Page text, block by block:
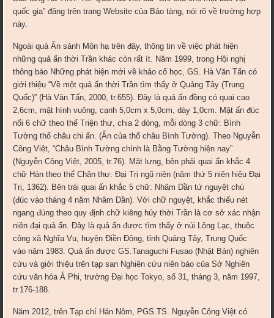
quốc gia” đăng trên trang Website của Bảo tàng, nói rõ về trường hợp
này.
Ngoài quả Ấn sảnh Môn hạ trên đây, thông tin về việc phát hiện
những quả ấn thời Trần khác còn rất ít. Năm 1999, trong Hội nghị
thông báo Những phát hiện mới về khảo cổ học, GS. Hà Văn Tấn có
giới thiệu “Về một quả ấn thời Trần tìm thấy ở Quảng Tây (Trung
Quốc)” (Hà Văn Tấn, 2000, tr.655). Đây là quả ấn đồng có quai cao
2,6cm, mặt hình vuông, cạnh 5,0cm x 5,0cm, dày 1,0cm. Mặt ấn đúc
nổi 6 chữ theo thể Triện thư, chia 2 dòng, mỗi dòng 3 chữ: Bình
Tường thổ châu chi ấn. (Ấn của thổ châu Bình Tường). Theo Nguyễn
Công Việt, “Châu Bình Tường chính là Bằng Tường hiện nay”
(Nguyễn Công Việt, 2005, tr.76). Mặt lưng, bên phải quai ấn khắc 4
chữ Hán theo thể Chân thư: Đại Trị ngũ niên (năm thứ 5 niên hiệu Đại
Trị, 1362). Bên trái quai ấn khắc 5 chữ: Nhâm Dần tứ nguyệt chú
(đúc vào tháng 4 năm Nhâm Dần). Với chữ nguyệt, khắc thiếu nét
ngang đúng theo quy định chữ kiêng húy thời Trần là cơ sở xác nhận
niên đại quả ấn. Đây là quả ấn được tìm thấy ở núi Lộng Lạc, thuộc
công xã Nghĩa Vu, huyện Điền Đông, tỉnh Quảng Tây, Trung Quốc
vào năm 1983. Quả ấn được GS.Tanaguchi Fusao (Nhật Bản) nghiên
cứu và giới thiệu trên tạp san Nghiên cứu niên báo của Sở Nghiên
cứu văn hóa Á Phi, trường Đại học Tokyo, số 31, tháng 3, năm 1997,
tr.176-188.
Năm 2012, trên Tạp chí Hán Nôm, PGS.TS. Nguyễn Công Việt có